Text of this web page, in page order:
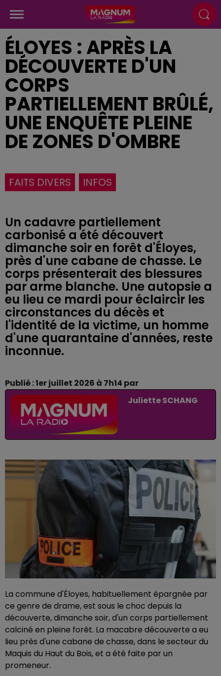
ÉLOYES : APRÈS LA
DÉCOUVERTE D'UN
CORPS
PARTIELLEMENT BRÛLÉ,
UNE ENQUÊTE PLEINE
DE ZONES D'OMBRE
FAITS DIVERS INFOS
Un cadavre partiellement
carbonisé a été découvert
dimanche soir en forêt d'Éloyes,
près d'une cabane de chasse. Le
corps présenterait des blessures
par arme blanche. Une autopsie a
eu lieu ce mardi pour éclaircir les
circonstances du décès et
l'identité de la victime, un homme
d'une quarantaine d'années, reste
inconnue.
Publié : 1er juillet 2026 à 7h14 par
Juliette SCHANG
La commune d'Éloyes, habituellement épargnée par
ce genre de drame, est sous le choc depuis la
découverte, dimanche soir, d'un corps partiellement
calciné en pleine forêt. La macabre découverte a eu
lieu près d'une cabane de chasse, dans le secteur du
Maquis du Haut du Bois, et a été faite par un
promeneur.